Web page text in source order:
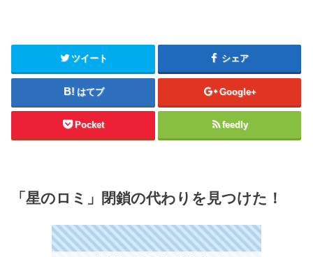
ツイート シェア
はてブ Google+
Pocket feedly
「星のロミ」閉鎖の代わりを見つけた！